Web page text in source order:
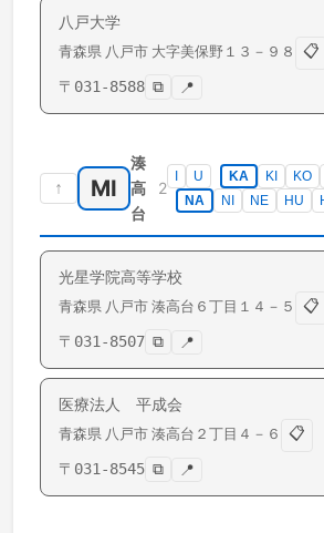
八戸大学
青森県 八戸市 大字美保野 １３－９８
📋
〒 031-8588 ⧉ 📍
↑ MI
湊
高
台
2
I U KA KI KO
NA
NI NE HU
光星学院高等学校
青森県 八戸市 湊高台 ６丁目１４－５
📋
〒 031-8507 ⧉ 📍
医療法人 平成会
青森県 八戸市 湊高台 ２丁目４－６
📋
〒 031-8545 ⧉ 📍